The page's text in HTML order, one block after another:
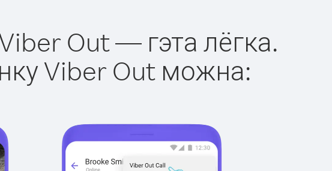
Out — гэта лёгка.
Viber Out можна: